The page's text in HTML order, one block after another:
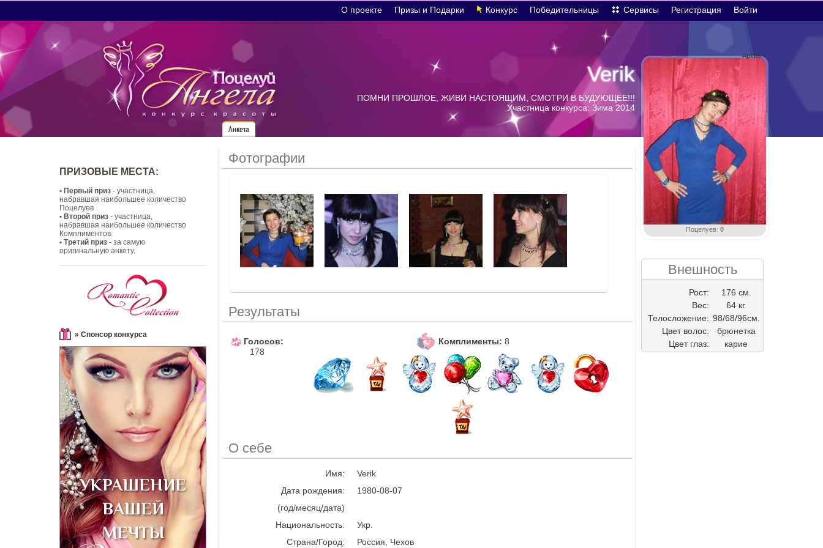
О проекте Призы и Подарки Конкурс Победительницы Сервисы Регистрация Войти
Анкета
Фотографии
Результаты
Голосов:
178
Комплименты: 8
О себе
Имя:
Verik
Дата рождения:
(год/месяц/дата)
1980-08-07
Национальность:
Укр.
Страна/Город:
Россия, Чехов
Verik
ПОМНИ ПРОШЛОЕ, ЖИВИ НАСТОЯЩИМ, СМОТРИ В БУДУЮЩЕЕ!!!
Участница конкурса: Зима 2014
Архив
Поцелуев: 0
Внешность
Рост:
176 см.
Вес:
64 кг.
Телосложение: 98/68/96см.
Цвет волос:
брюнетка
Цвет глаз:
карие
ПРИЗОВЫЕ МЕСТА:
• Первый приз - участница,
набравшая наибольшее количество
Поцелуев
• Второй приз - участница,
набравшая наибольшее количество
Комплиментов.
• Третий приз - за самую
оригинальную анкету.
» Спонсор конкурса